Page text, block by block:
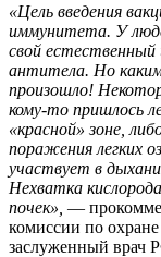
«Цель введения
иммунитета. У
свой
антитела. Но
произошло!
кому-то пришлось
«красной» зоне,
поражения легких
участвует в
Нехватка
почек», —
комиссии по
заслуженный врач